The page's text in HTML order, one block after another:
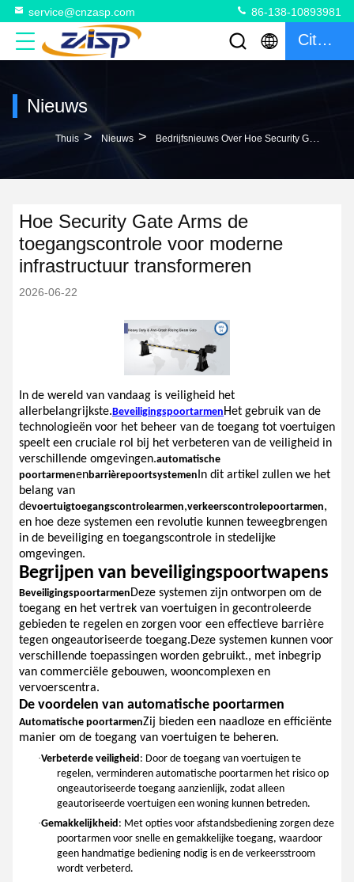
service@cnzasp.com 86-138-10893981
Citaat
Nieuws
Thuis > Nieuws > Bedrijfsnieuws Over Hoe Security Gate Arms De Toegangscontrole Voor Moderne Infrastructuur Transformeren
Hoe Security Gate Arms de
toegangscontrole voor moderne
infrastructuur transformeren
2026-06-22
In de wereld van vandaag is veiligheid het
allerbelangrijkste.Beveiligingspoortarmen Het gebruik van de
technologieën voor het beheer van de toegang tot voertuigen
speelt een cruciale rol bij het verbeteren van de veiligheid in
verschillende omgevingen.automatische
poortarmenenbarrièrepoortsystemen In dit artikel zullen we het
belang van
devoertuigtoegangscontrolearmen,verkeerscontrolepoortarmen,
en hoe deze systemen een revolutie kunnen teweegbrengen
in de beveiliging en toegangscontrole in stedelijke
omgevingen.
Begrijpen van beveiligingspoortwapens
Beveiligingspoortarmen Deze systemen zijn ontworpen om de
toegang en het vertrek van voertuigen in gecontroleerde
gebieden te regelen en zorgen voor een effectieve barrière
tegen ongeautoriseerde toegang.Deze systemen kunnen voor
verschillende toepassingen worden gebruikt., met inbegrip
van commerciële gebouwen, wooncomplexen en
vervoerscentra.
De voordelen van automatische poortarmen
Automatische poortarmenZij bieden een naadloze en efficiënte
manier om de toegang van voertuigen te beheren.
·Verbeterde veiligheid : Door de toegang van voertuigen te
regelen, verminderen automatische poortarmen het risico op
ongeautoriseerde toegang aanzienlijk, zodat alleen
geautoriseerde voertuigen een woning kunnen betreden.
·Gemakkelijkheid: Met opties voor afstandsbediening zorgen deze
poortarmen voor snelle en gemakkelijke toegang, waardoor
geen handmatige bediening nodig is en de verkeersstroom
wordt verbeterd.